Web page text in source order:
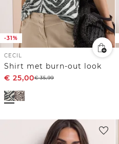
-31%
CECIL
Shirt met burn-out look
€ 25,00€35,99